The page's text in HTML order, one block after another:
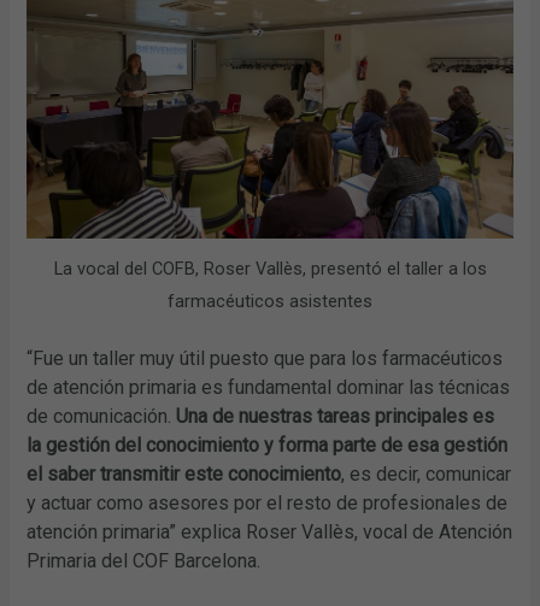
La vocal del COFB, Roser Vallès, presentó el taller a los
farmacéuticos asistentes
“Fue un taller muy útil puesto que para los farmacéuticos
de atención primaria es fundamental dominar las técnicas
de comunicación. Una de nuestras tareas principales es
la gestión del conocimiento y forma parte de esa gestión
el saber transmitir este conocimiento, es decir, comunicar
y actuar como asesores por el resto de profesionales de
atención primaria” explica Roser Vallès, vocal de Atención
Primaria del COF Barcelona.